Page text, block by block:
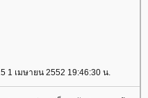
1 เมษายน 2552 19:46:30 น.